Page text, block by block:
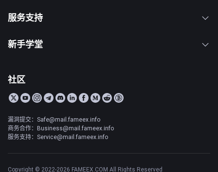
服务支持
新手学堂
社区
漏洞提交：Safe@mail.fameex.info
商务合作：Business@mail.fameex.info
服务支持：Service@mail.fameex.info
Copyright © 2022-2026 FAMEEX.COM All Rights Reserved